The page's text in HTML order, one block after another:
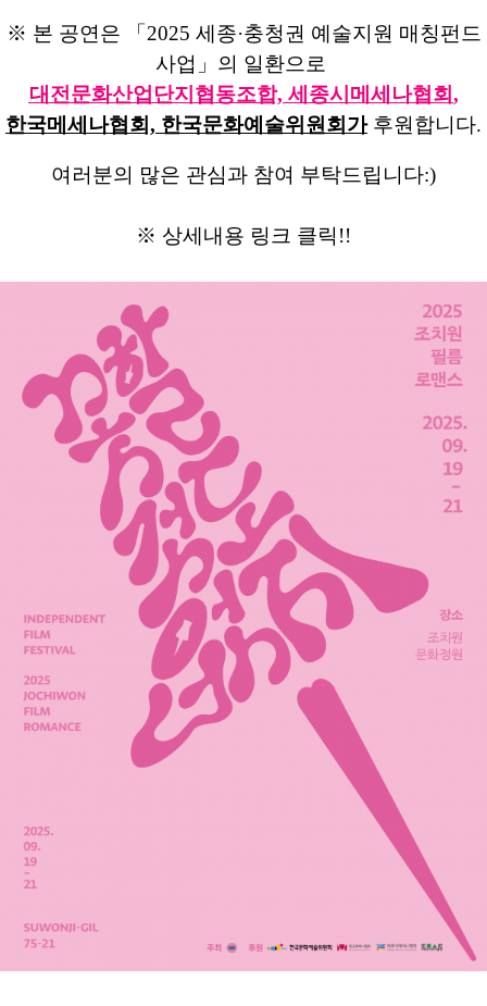
※ 본 공연은 「2025 세종·충청권 예술지원 매칭펀드
사업」의 일환으로
대전문화산업단지협동조합, 세종시메세나협회,
한국메세나협회, 한국문화예술위원회가후원합니다.
여러분의 많은 관심과 참여 부탁드립니다:)
※ 상세내용 링크 클릭!!